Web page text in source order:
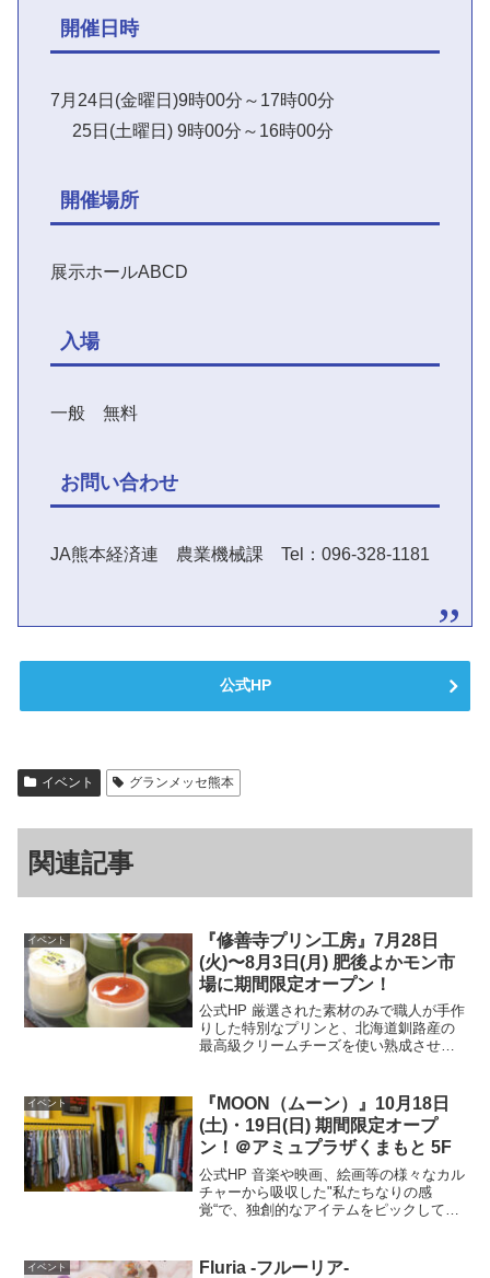
開催日時
7月24日(金曜日)9時00分～17時00分
25日(土曜日) 9時00分～16時00分
開催場所
展示ホールABCD
入場
一般 無料
お問い合わせ
JA熊本経済連 農業機械課 Tel：096-328-1181
公式HP
イベント グランメッセ熊本
関連記事
イベント
『修善寺プリン工房』7月28日
(火)〜8月3日(月) 肥後よかモン市
場に期間限定オープン！
公式HP 厳選された素材のみで職人が手作
りした特別なプリンと、北海道釧路産の
最高級クリームチーズを使い熟成させた
イベント
『MOON（ムーン）』10月18日
(土)・19日(日) 期間限定オープ
ン！＠アミュプラザくまもと 5F
公式HP 音楽や映画、絵画等の様々なカル
チャーから吸収した"私たちなりの感
覚“で、独創的なアイテムをピックしてお
イベント Fluria -フルーリア-